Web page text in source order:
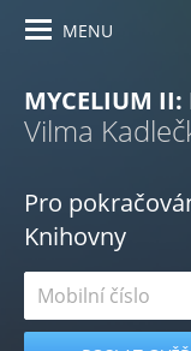
MENU
MYCELIUM II:
Vilma
Pro
Knihovny